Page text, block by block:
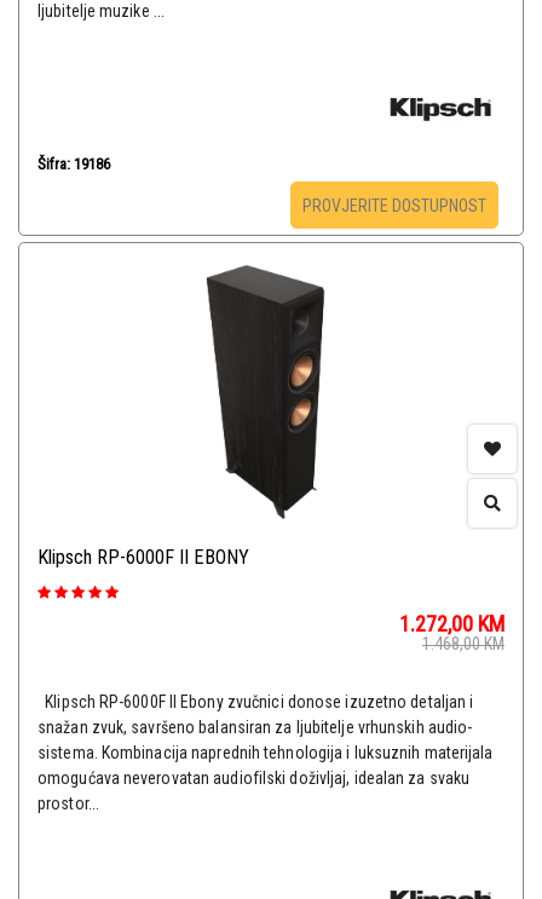
ljubitelje muzike ...
Šifra: 19186
PROVJERITE DOSTUPNOST
Klipsch RP-6000F II EBONY
1.272,00 KM
1.468,00KM
Klipsch RP-6000F II Ebony zvučnici donose izuzetno detaljan i
snažan zvuk, savršeno balansiran za ljubitelje vrhunskih audio-
sistema. Kombinacija naprednih tehnologija i luksuznih materijala
omogućava neverovatan audiofilski doživljaj, idealan za svaku
prostor...